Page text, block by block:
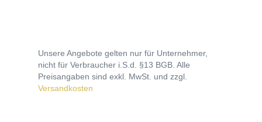
Unsere Angebote gelten nur für Unternehmer,
nicht für Verbraucher i.S.d. §13 BGB. Alle
Preisangaben sind exkl. MwSt. und zzgl.
Versandkosten